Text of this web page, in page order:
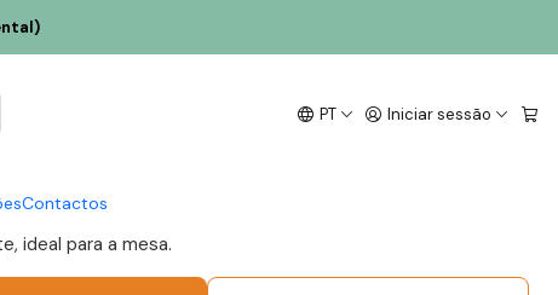
PT Iniciar sessão
Contactos
Tinto Cão 2024
ideal para a mesa.